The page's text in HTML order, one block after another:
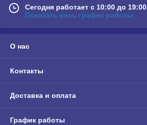
Сегодня работает с 10:00 до 19:00
Показать весь график работы
О нас
Контакты
Доставка и оплата
График работы